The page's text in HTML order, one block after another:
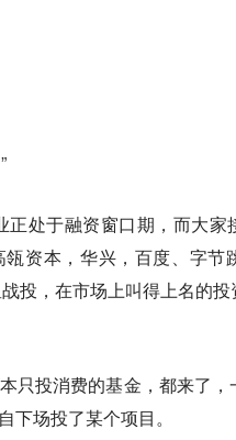
处于融资窗口期，而大家
资本，华兴，百度、字节
投，在市场上叫得上名的
只投消费的基金，都来了，
场投了某个项目。